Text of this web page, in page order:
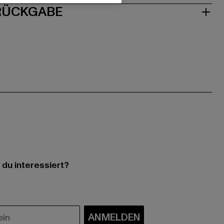
interessiert?
ANMELDEN